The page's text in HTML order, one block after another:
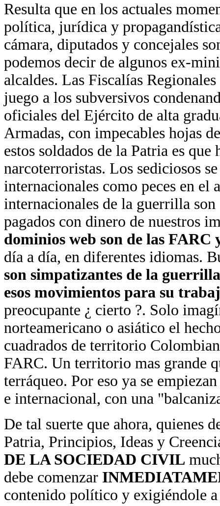
Resulta que en los actuales
política, jurídica y
cámara, diputados y concejales
podemos decir de algunos ex-
alcaldes. Las Fiscalías
juego a los subversivos
oficiales del Ejército de alta
Armadas, con impecables hojas
estos soldados de la Patria es
narcoterroristas. Los sediciosos
internacionales como peces en el
internacionales de la guerrilla
pagados con dinero de nuestros
dominios web son de las FARC
día a día, en diferentes idiomas.
son simpatizantes de la
esos movimientos para su
preocupante ¿ cierto ?. Solo
norteamericano o asiático el
cuadrados de territorio
FARC. Un territorio mas grande
terráqueo. Por eso ya se
e internacional, con una
De tal suerte que ahora, quienes
Patria, Principios, Ideas y
DE LA SOCIEDAD CIVIL
debe comenzar
contenido político y exigiéndole